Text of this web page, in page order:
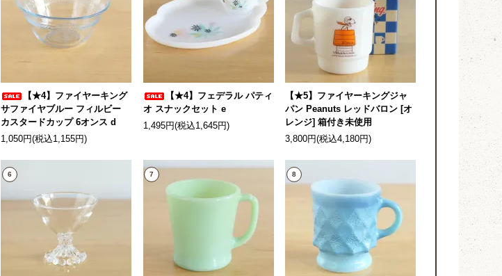
【★4】ファイヤーキング
サファイヤブルー フィルビー
カスタードカップ 6オンス d
1,050円(税込1,155円)
【★4】フェデラル パティ
オ スナックセット e
1,495円(税込1,645円)
【★5】ファイヤーキングジャ
パン Peanuts レッドバロン [オ
レンジ] 箱付き未使用
3,800円(税込4,180円)
6 7 8